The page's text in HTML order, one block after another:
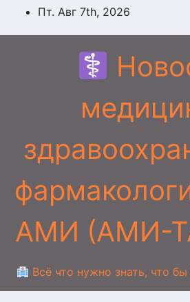
ПерейтиПт. Авг 7th, 2026
АМИ (АМИ-
Всё что нужно знать, что